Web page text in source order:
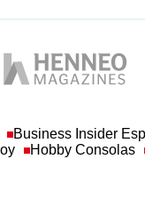
Business Insider
Hobby Consolas